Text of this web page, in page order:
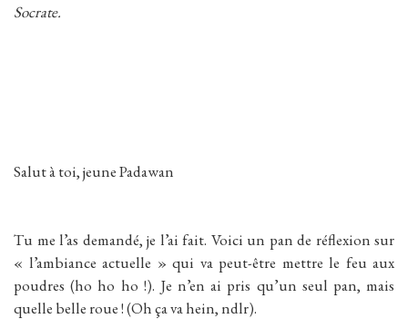
Socrate.
Salut à toi, jeune Padawan
Tu me l’as demandé, je l’ai fait. Voici un pan de réflexion sur
« l’ambiance actuelle » qui va peut-être mettre le feu aux
poudres (ho ho ho !). Je n’en ai pris qu’un seul pan, mais
quelle belle roue ! (Oh ça va hein, ndlr).